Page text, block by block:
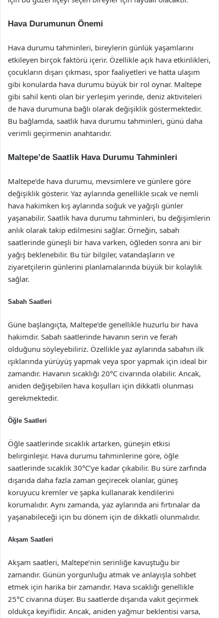
Hava Durumunun Önemi
Hava durumu tahminleri, bireylerin günlük yaşamlarını
etkileyen birçok faktörü içerir. Özellikle açık hava etkinlikleri,
çocukların dışarı çıkması, spor faaliyetleri ve hatta ulaşım
gibi konularda hava durumu büyük bir rol oynar. Maltepe
gibi sahil kenti olan bir yerleşim yerinde, deniz aktiviteleri
de hava durumuna bağlı olarak değişiklik göstermektedir.
Bu bağlamda, saatlik hava durumu tahminleri, günü daha
verimli geçirmenin anahtarıdır.
Maltepe’de Saatlik Hava Durumu Tahminleri
Maltepe’de hava durumu, mevsimlere ve günlere göre
değişiklik gösterir. Yaz aylarında genellikle sıcak ve nemli
hava hakimken kış aylarında soğuk ve yağışlı günler
yaşanabilir. Saatlik hava durumu tahminleri, bu değişimlerin
anlık olarak takip edilmesini sağlar. Örneğin, sabah
saatlerinde güneşli bir hava varken, öğleden sonra ani bir
yağış beklenebilir. Bu tür bilgiler, vatandaşların ve
ziyaretçilerin günlerini planlamalarında büyük bir kolaylık
sağlar.
Sabah Saatleri
Güne başlangıçta, Maltepe’de genellikle huzurlu bir hava
hakimdir. Sabah saatlerinde havanın serin ve ferah
olduğunu söyleyebiliriz. Özellikle yaz aylarında sabahın ilk
ışıklarında yürüyüş yapmak veya spor yapmak için ideal bir
zamandır. Havanın sıcaklığı 20°C civarında olabilir. Ancak,
aniden değişebilen hava koşulları için dikkatli olunması
gerekmektedir.
Öğle Saatleri
Öğle saatlerinde sıcaklık artarken, güneşin etkisi
belirginleşir. Hava durumu tahminlerine göre, öğle
saatlerinde sıcaklık 30°C’ye kadar çıkabilir. Bu süre zarfında
dışarıda daha fazla zaman geçirecek olanlar, güneş
koruyucu kremler ve şapka kullanarak kendilerini
korumalıdır. Aynı zamanda, yaz aylarında ani fırtınalar da
yaşanabileceği için bu dönem için de dikkatli olunmalıdır.
Akşam Saatleri
Akşam saatleri, Maltepe’nin serinliğe kavuştuğu bir
zamandır. Günün yorgunluğu atmak ve anlayışla sohbet
etmek için harika bir zamandır. Hava sıcaklığı genellikle
25°C civarına düşer. Bu saatlerde dışarıda vakit geçirmek
oldukça keyiflidir. Ancak, aniden yağmur beklentisi varsa,